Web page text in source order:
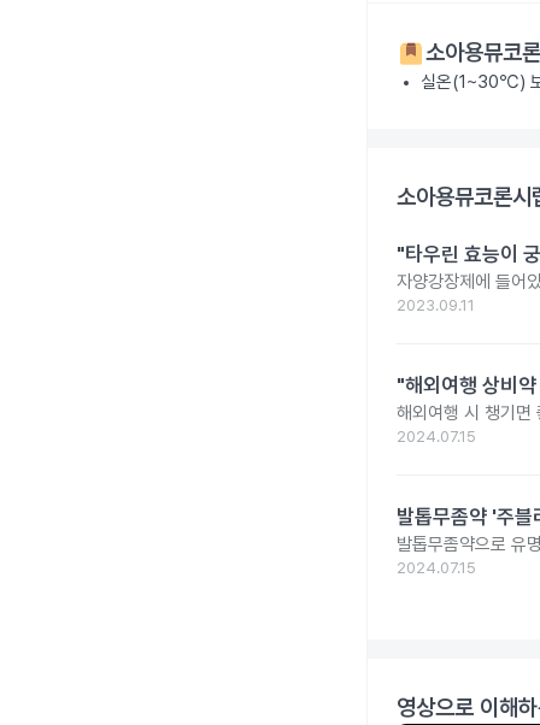
소아용뮤코
실온(1~30℃)
소아용뮤코론
"타우린 효능이
자양강장제에 들어
2023.09.11
"해외여행 상비
해외여행 시 챙기면
2024.07.15
발톱무좀약 '주
발톱무좀약으로 유
2024.07.15
영상으로 이해